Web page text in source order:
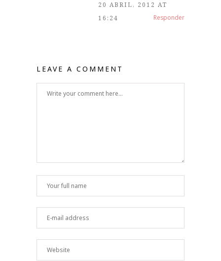
20 ABRIL, 2012 AT
16:24
Responder
LEAVE A COMMENT